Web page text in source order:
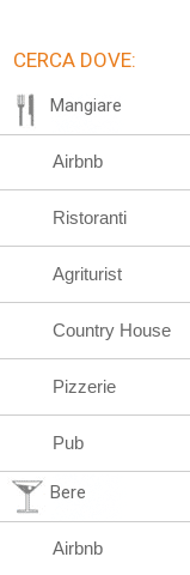
CERCA DOVE:
Mangiare
Airbnb
Ristoranti
Agriturist
Country House
Pizzerie
Pub
Bere
Airbnb